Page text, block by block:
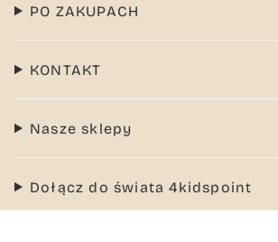
PO ZAKUPACH
KONTAKT
Nasze sklepy
Dołącz do świata 4kidspoint